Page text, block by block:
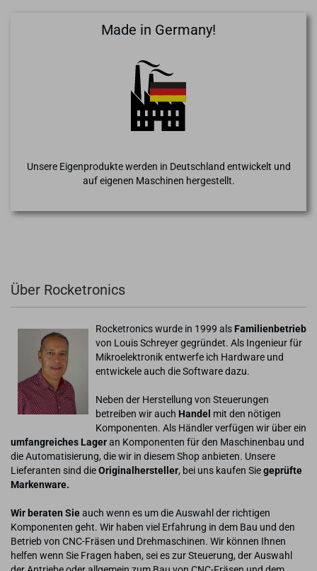
Made in Germany!
Unsere Eigenprodukte werden in Deutschland entwickelt und
auf eigenen Maschinen hergestellt.
Über Rocketronics
Rocketronics wurde in 1999 als Familienbetrieb
von Louis Schreyer gegründet. Als Ingenieur für
Mikroelektronik entwerfe ich Hardware und
entwickele auch die Software dazu.
Neben der Herstellung von Steuerungen
betreiben wir auch Handel mit den nötigen
Komponenten. Als Händler verfügen wir über ein
umfangreiches Lageran Komponenten für den Maschinenbau und
die Automatisierung, die wir in diesem Shop anbieten. Unsere
Lieferanten sind dieOriginalhersteller, bei uns kaufen Siegeprüfte
Markenware.
Wir beraten Sieauch wenn es um die Auswahl der richtigen
Komponenten geht. Wir haben viel Erfahrung in dem Bau und den
Betrieb von CNC-Fräsen und Drehmaschinen. Wir können Ihnen
helfen wenn Sie Fragen haben, sei es zur Steuerung, der Auswahl